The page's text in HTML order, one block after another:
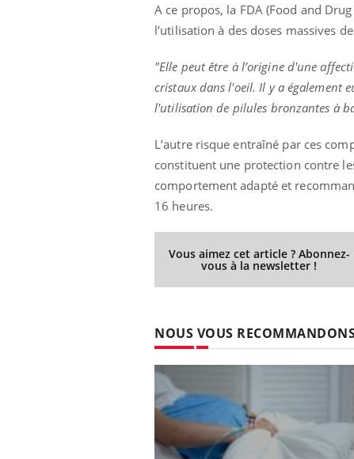
A ce propos, la FDA (Food and
l’utilisation à des doses massives
"Elle peut être à l’origine d'une
cristaux dans l'oeil. Il y a également
l'utilisation de pilules bronzantes à
L’autre risque entraîné par ces
constituent une protection contre
comportement adapté et
16 heures.
Vous aimez cet article ? Abonnez-
vous à la newsletter !
NOUS VOUS
Diabète & Ramadan 2026 Youtube
Le Ramadan approche, et, pour de
diabète, c'est une période de questions, de
défis, mais ...
Un